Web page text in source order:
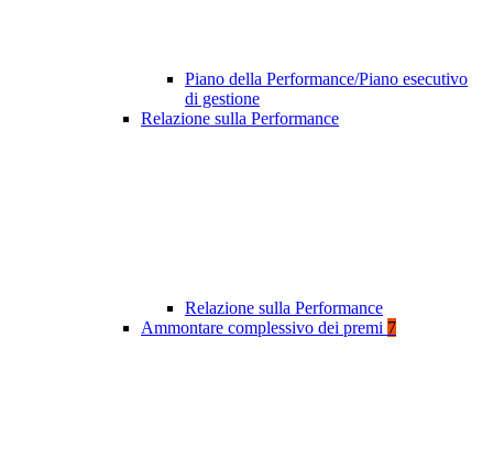
Piano della Performance/Piano esecutivo
di gestione
Relazione sulla Performance
Relazione sulla Performance
Ammontare complessivo dei premi 7